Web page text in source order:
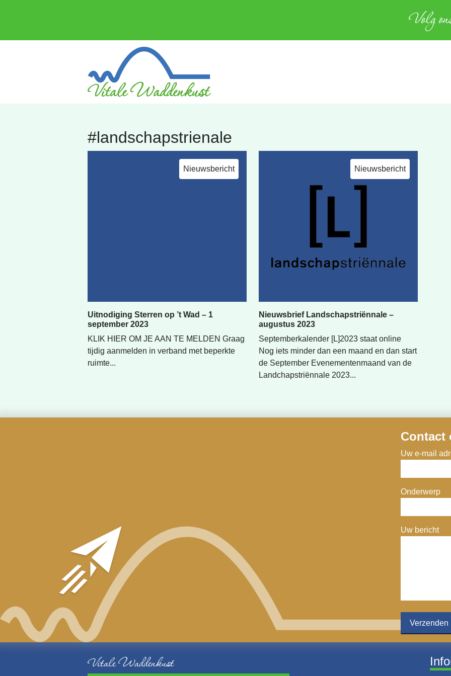
Volg
#landschapstrienale
Nieuwsbericht
Uitnodiging Sterren op ’t Wad – 1
september 2023
KLIK HIER OM JE AAN TE MELDEN Graag
tijdig aanmelden in verband met beperkte
ruimte...
Nieuwsbericht
Nieuwsbrief Landschapstriënnale –
augustus 2023
Septemberkalender [L]2023 staat online
Nog iets minder dan een maand en dan start
de September Evenementenmaand van de
Landchapstriënnale 2023...
Contact
Uw e-mail
Onderwerp
Uw bericht
Vitale Waddenkust